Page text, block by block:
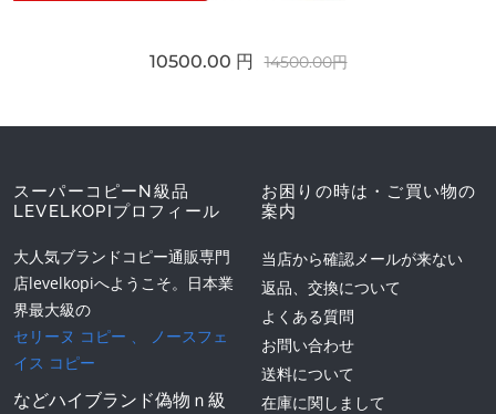
10500.00 円 14500.00円
スーパーコピーN級品
LEVELKOPIプロフィール
大人気ブランドコピー通販専門
店levelkopiへようこそ。日本業
界最大級の
セリーヌ コピー
ノースフェ
イス コピー
などハイブランド偽物ｎ級
お困りの時は・ご買い物の
案内
当店から確認メールが来ない
返品、交換について
よくある質問
お問い合わせ
送料について
在庫に関しまして